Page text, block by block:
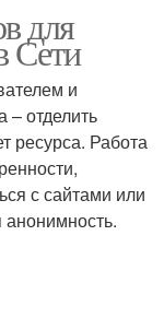
для
Сети
и
– отделить
ресурса. Работа
с сайтами или